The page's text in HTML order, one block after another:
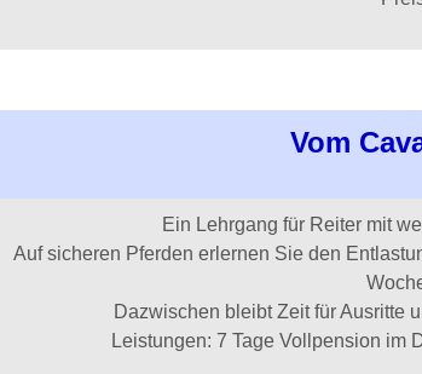
Vom
Ein Lehrgang für Reiter mit
Auf sicheren Pferden erlernen Sie den
Dazwischen bleibt Zeit für Ausritte
Leistungen: 7 Tage Vollpension im